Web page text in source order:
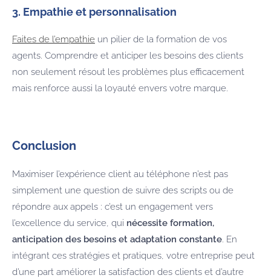
3. Empathie et personnalisation
Faites de l’empathie un pilier de la formation de vos
agents. Comprendre et anticiper les besoins des clients
non seulement résout les problèmes plus efficacement
mais renforce aussi la loyauté envers votre marque.
Conclusion
Maximiser l’expérience client au téléphone n’est pas
simplement une question de suivre des scripts ou de
répondre aux appels : c’est un engagement vers
l’excellence du service, qui nécessite formation,
anticipation des besoins et adaptation constante. En
intégrant ces stratégies et pratiques, votre entreprise peut
d’une part améliorer la satisfaction des clients et d’autre